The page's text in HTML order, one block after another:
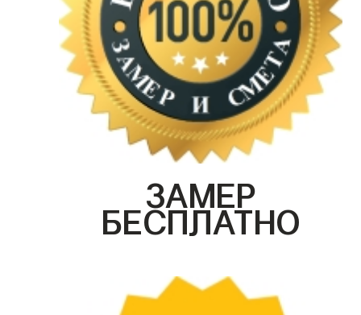
ЗАМЕР
БЕСПЛАТНО